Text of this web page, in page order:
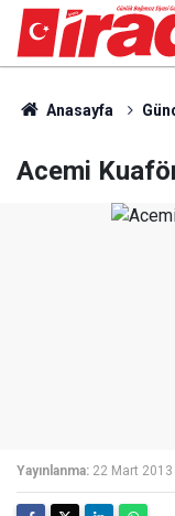
Anasayfa
Acemi
Yayınlanma: 22 Mart